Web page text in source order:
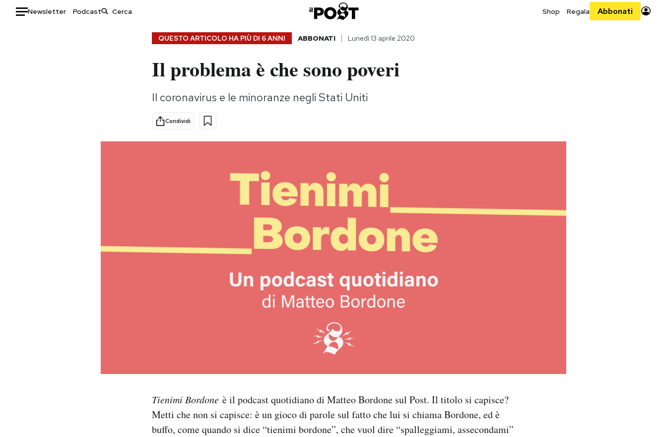
Newsletter Podcast Shop Regala Abbonati
Consumismi
Storie/Idee
Ok Boomer!
QUESTO ARTICOLO HA PIÙ DI 6 ANNI ABBONATI Lunedì 13 aprile 2020
Il problema è che sono poveri
Il coronavirus e le minoranze negli Stati Uniti
Condividi
Tienimi Bordone è il podcast quotidiano di Matteo Bordone sul Post. Il titolo si capisce?
Metti che non si capisce: è un gioco di parole sul fatto che lui si chiama Bordone, ed è
buffo, come quando si dice “tienimi bordone”, che vuol dire “spalleggiami, assecondami”